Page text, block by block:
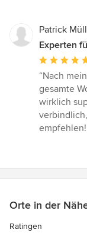
Patrick
Experten
Bewertung:
5
von
5
Sternen
“Nach
gesamte
wirklich
Orte in der
Ratingen